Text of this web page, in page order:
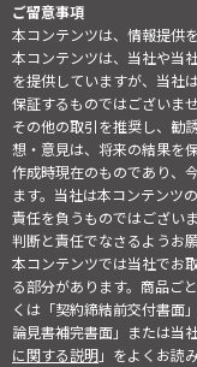
ご留意事項
本コンテンツは、情報提供
本コンテンツは、当社や当
を提供していますが、当社
保証するものではございま
その他の取引を推奨し、勧
想・意見は、将来の結果を
作成時現在のものであり、
ます。当社は本コンテンツ
責任を負うものではござい
判断と責任でなさるようお
本コンテンツでは当社でお
る部分があります。商品ご
くは「契約締結前交付書面
論見書補完書面」または当
に関する説明」をよくお読